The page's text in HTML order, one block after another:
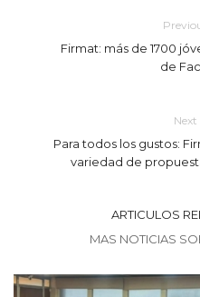
Firmat: más de 1700
de
Para todos los gustos:
variedad de
ARTICULOS
MAS NOTICIAS